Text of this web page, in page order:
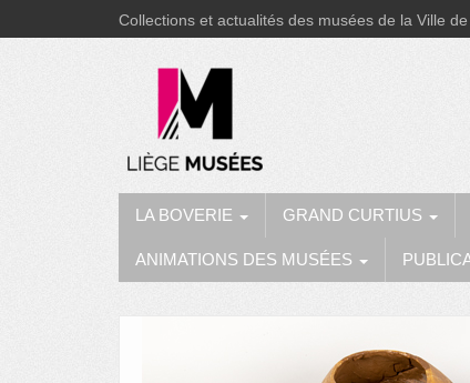
Collections et actualités des musées de la Ville
LA BOVERIE GRAND CURTIUS
ANIMATIONS DES MUSÉES